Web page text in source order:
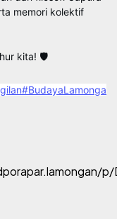
memori kolektif
kita! 🛡️
#BudayaLamonga
p/